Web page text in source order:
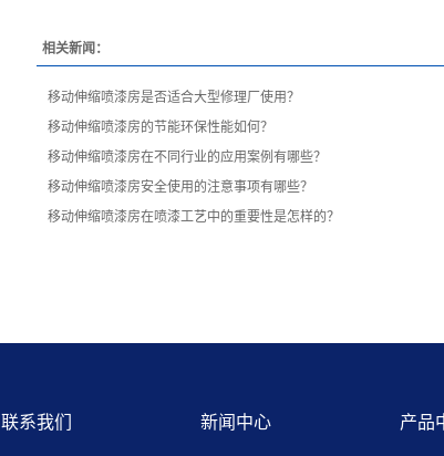
相关新闻：
移动伸缩喷漆房是否适合大型修理厂使用？
移动伸缩喷漆房的节能环保性能如何？
移动伸缩喷漆房在不同行业的应用案例有哪些？
移动伸缩喷漆房安全使用的注意事项有哪些？
移动伸缩喷漆房在喷漆工艺中的重要性是怎样的？
联系我们 新闻中心 产品